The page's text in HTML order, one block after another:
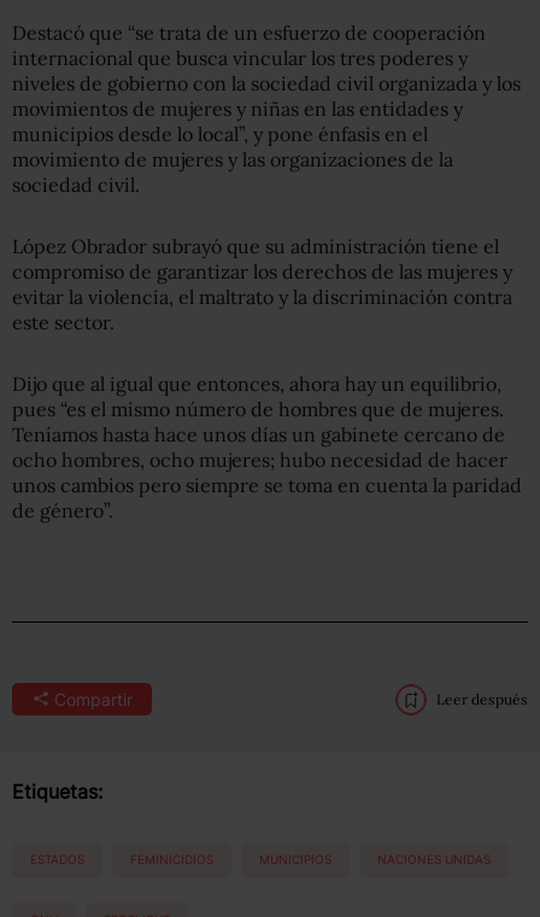
Destacó que “se trata de un esfuerzo de cooperación
internacional que busca vincular los tres poderes y
niveles de gobierno con la sociedad civil organizada y los
movimientos de mujeres y niñas en las entidades y
municipios desde lo local”, y pone énfasis en el
movimiento de mujeres y las organizaciones de la
sociedad civil.
López Obrador subrayó que su administración tiene el
compromiso de garantizar los derechos de las mujeres y
evitar la violencia, el maltrato y la discriminación contra
este sector.
Dijo que al igual que entonces, ahora hay un equilibrio,
pues “es el mismo número de hombres que de mujeres.
Teníamos hasta hace unos días un gabinete cercano de
ocho hombres, ocho mujeres; hubo necesidad de hacer
unos cambios pero siempre se toma en cuenta la paridad
de género”.
Compartir Leer después
Etiquetas:
ESTADOS FEMINICIDIOS MUNICIPIOS NACIONES UNIDAS